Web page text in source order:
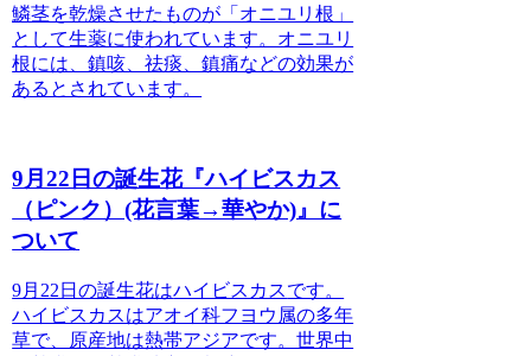
鱗茎を乾燥させたものが「オニユリ根」
として生薬に使われています。オニユリ
根には、鎮咳、祛痰、鎮痛などの効果が
あるとされています。
9月22日の誕生花『ハイビスカス
（ピンク）(花言葉→華やか)』に
ついて
9月22日の誕生花はハイビスカスです。
ハイビスカスはアオイ科フヨウ属の多年
草で、原産地は熱帯アジアです。世界中